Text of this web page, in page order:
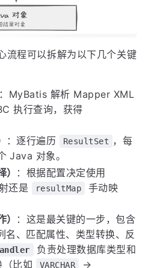
流程可以拆解为以下几个关键
：MyBatis 解析 Mapper XML
执行查询，获得
：逐行遍历 ResultSet ，每
Java 对象。
：根据配置决定使用
还是 resultMap
手动映
：这是最关键的一步，包含
、匹配属性、类型转换、反
负责处理数据库类型和
比如
VARCHAR →